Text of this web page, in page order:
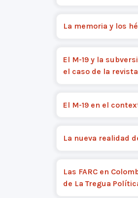
La memoria y los
El M-19 y la
el caso de la
El M-19 en el
La nueva realidad
Las FARC en
de La Tregua